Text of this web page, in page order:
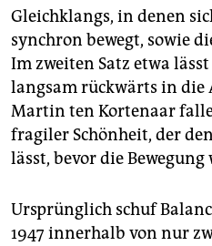
Gleichklangs, in denen
synchron bewegt, sowie
Im zweiten Satz etwa
langsam rückwärts in die
Martin ten Kortenaar
fragiler Schönheit, der
lässt, bevor die
Ursprünglich schuf
1947 innerhalb von nur